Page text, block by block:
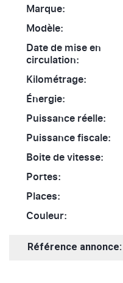
Marque:
Modèle:
Date de mise en
circulation:
Kilométrage:
Énergie:
Puissance réelle:
Puissance fiscale:
Boite de vitesse:
Portes:
Places:
Couleur:
Référence annonce: